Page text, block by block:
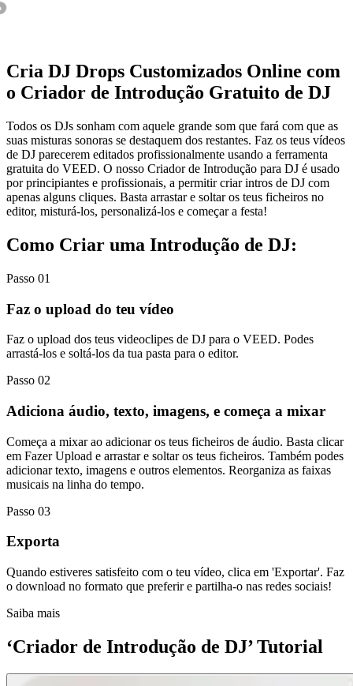
Cria DJ Drops Customizados Online com
o Criador de Introdução Gratuito de DJ
Todos os DJs sonham com aquele grande som que fará com que as
suas misturas sonoras se destaquem dos restantes. Faz os teus vídeos
de DJ parecerem editados profissionalmente usando a ferramenta
gratuita do VEED. O nosso Criador de Introdução para DJ é usado
por principiantes e profissionais, a permitir criar intros de DJ com
apenas alguns cliques. Basta arrastar e soltar os teus ficheiros no
editor, misturá-los, personalizá-los e começar a festa!
Como Criar uma Introdução de DJ:
Passo 01
Faz o upload do teu vídeo
Faz o upload dos teus videoclipes de DJ para o VEED. Podes
arrastá-los e soltá-los da tua pasta para o editor.
Passo 02
Adiciona áudio, texto, imagens, e começa a mixar
Começa a mixar ao adicionar os teus ficheiros de áudio. Basta clicar
em Fazer Upload e arrastar e soltar os teus ficheiros. Também podes
adicionar texto, imagens e outros elementos. Reorganiza as faixas
musicais na linha do tempo.
Passo 03
Exporta
Quando estiveres satisfeito com o teu vídeo, clica em 'Exportar'. Faz
o download no formato que preferir e partilha-o nas redes sociais!
Saiba mais
‘Criador de Introdução de DJ’ Tutorial